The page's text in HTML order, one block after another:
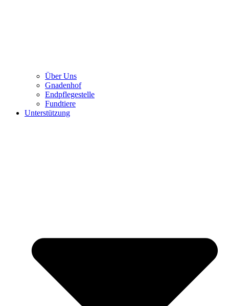
Über Uns
Gnadenhof
Endpflegestelle
Fundtiere
Unterstützung